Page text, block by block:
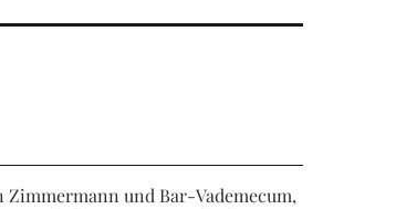
und Bar-Vademecum,